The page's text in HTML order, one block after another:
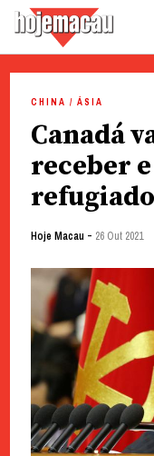
content
CHINA / ÁSIA
Canadá
receber
Hoje Macau - 26 Out 2021